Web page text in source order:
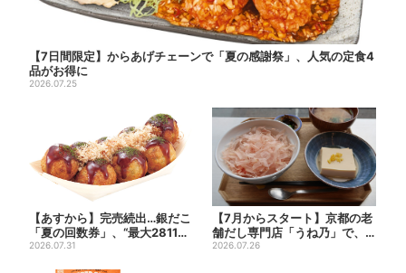
【7日間限定】からあげチェーンで「夏の感謝祭」、人気の定食4
品がお得に
2026.07.25
【あすから】完売続出…銀だこ
「夏の回数券」、“最大2811
円”お得に！数量限定で
2026.07.31
【7月からスタート】京都の老
舗だし専門店「うね乃」で、
削りたて「かつお節」のモー...
2026.07.26